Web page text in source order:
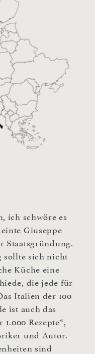
ich schwöre es
Giuseppe
Staatsgründung.
sollte sich nicht
Küche eine
die jede für
Italien der 100
ist auch das
Rezepte“,
und Autor.
sind